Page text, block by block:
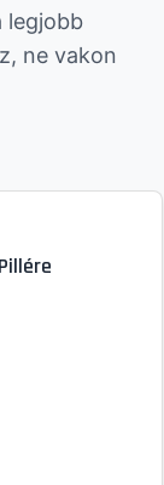
legjobb
ne vakon